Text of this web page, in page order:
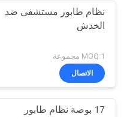
نظام طابور مستشفى ضد
الخدش
MOQ:1 مجموعة
الاتصال
17 بوصة نظام طابور